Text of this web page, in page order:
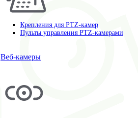
Крепления для PTZ-камер
Пульты управления PTZ-камерами
Веб-камеры